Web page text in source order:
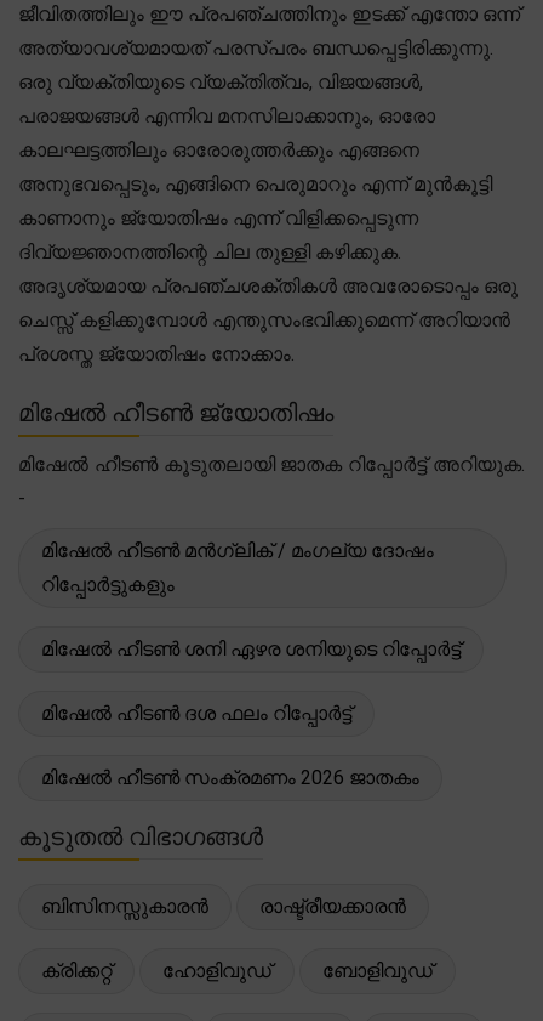
ജീവിതത്തിലും ഈ പ്രപഞ്ചത്തിനും ഇടക്ക് എന്തോ ഒന്ന്
അത്യാവശ്യമായത് പരസ്പരം ബന്ധപ്പെട്ടിരിക്കുന്നു.
ഒരു വ്യക്തിയുടെ വ്യക്തിത്വം, വിജയങ്ങൾ,
പരാജയങ്ങൾ എന്നിവ മനസിലാക്കാനും, ഓരോ
കാലഘട്ടത്തിലും ഓരോരുത്തർക്കും എങ്ങനെ
അനുഭവപ്പെടും, എങ്ങിനെ പെരുമാറും എന്ന് മുൻകൂട്ടി
കാണാനും ജ്യോതിഷം എന്ന് വിളിക്കപ്പെടുന്ന
ദിവ്യജ്ഞാനത്തിന്റെ ചില തുള്ളി കഴിക്കുക.
അദൃശ്യമായ പ്രപഞ്ചശക്തികൾ അവരോടൊപ്പം ഒരു
ചെസ്സ് കളിക്കുമ്പോൾ എന്തുസംഭവിക്കുമെന്ന് അറിയാൻ
പ്രശസ്ത ജ്യോതിഷം നോക്കാം.
മിഷേൽ ഹീടൺ ജ്യോതിഷം
മിഷേൽ ഹീടൺ കൂടുതലായി ജാതക റിപ്പോർട്ട് അറിയുക.
-
മിഷേൽ ഹീടൺ മൻഗ്ലിക് / മംഗല്യ ദോഷം
റിപ്പോർട്ടുകളും
മിഷേൽ ഹീടൺ ശനി ഏഴര ശനിയുടെ റിപ്പോർട്ട്
മിഷേൽ ഹീടൺ ദശ ഫലം റിപ്പോർട്ട്
മിഷേൽ ഹീടൺ സംക്രമണം 2026 ജാതകം
കൂടുതൽ വിഭാഗങ്ങൾ
ബിസിനസ്സുകാരൻ രാഷ്ട്രീയക്കാരൻ
ക്രിക്കറ്റ് ഹോളിവുഡ് ബോളിവുഡ്